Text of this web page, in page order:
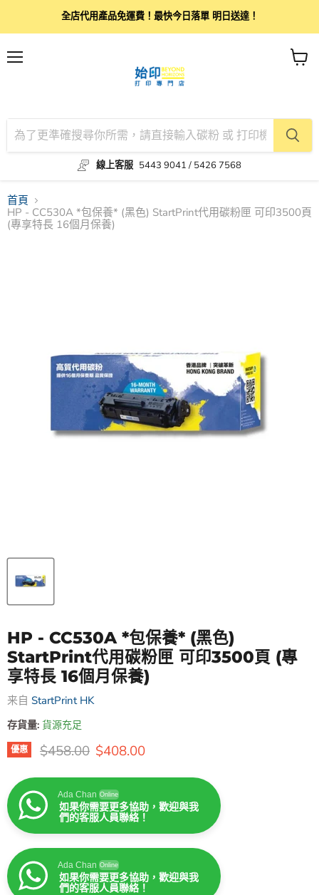
全店代用產品免運費！最快今日落單 明日送達！
線上客服 5443 9041 / 5426 7568
查
車
首頁
HP - CC530A *包保養* (黑色) StartPrint代用碳粉匣 可印3500頁
(專享特長 16個月保養)
HP - CC530A *包保養* (黑色)
StartPrint代用碳粉匣 可印3500頁 (專
享特長 16個月保養)
来自 StartPrint HK
存貨量: 貨源充足
優惠 原價
$458.00 售價
$408.00
Ada Chan Online
如果你需要更多協助，歡迎與我
們的客服人員聯絡！
Ada Chan Online
如果你需要更多協助，歡迎與我
們的客服人員聯絡！